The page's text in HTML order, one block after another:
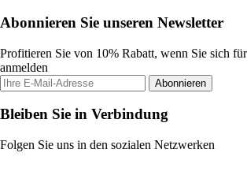
Abonnieren Sie unseren Newsletter
Profitieren Sie von 10% Rabatt, wenn Sie sich
anmelden
Abonnieren
Bleiben Sie in Verbindung
Folgen Sie uns in den sozialen Netzwerken